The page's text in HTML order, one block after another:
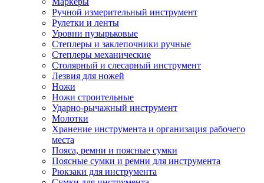
Ручной измерительный инструмент
Рулетки и ленты
Уровни пузырьковые
Степлеры и заклепочники ручные
Степлеры механические
Столярный и слесарный инструмент
Лезвия для ножей
Ножи
Ножи строительные
Ударно-рычажный инструмент
Молотки
Хранение инструмента и организация рабочего
места
Пояса, ремни и поясные сумки
Поясные сумки и ремни для инструмента
Рюкзаки для инструмента